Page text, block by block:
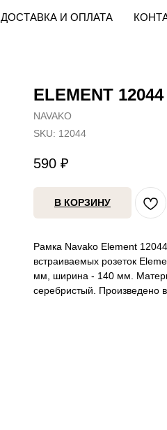
ДОСТАВКА И ОПЛАТА
ELEMENT
NAVAKO
SKU: 12044
590 ₽
В КОРЗИНУ
Рамка Navako Element
встраиваемых розеток
мм, ширина - 140 мм.
серебристый. Произведено